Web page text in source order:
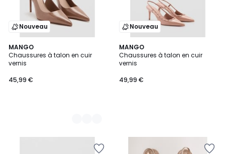
Nouveau
MANGO
Chaussures à talon en cuir
vernis
45,99 €
2
Couleurs
Nouveau
MANGO
Chaussures à talon en cuir
vernis
49,99 €